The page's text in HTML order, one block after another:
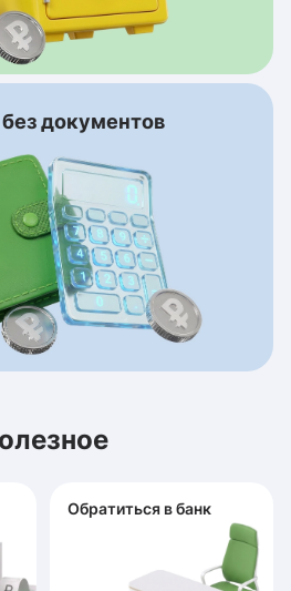
документов
Обратиться в банк